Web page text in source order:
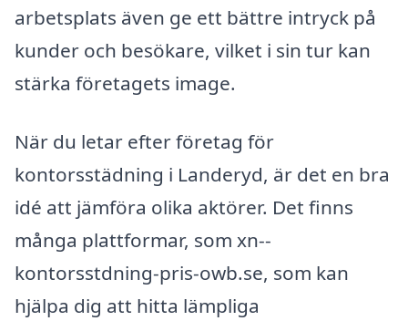
arbetsplats även ge ett bättre intryck på
kunder och besökare, vilket i sin tur kan
stärka företagets image.
När du letar efter företag för
kontorsstädning i Landeryd, är det en bra
idé att jämföra olika aktörer. Det finns
många plattformar, som xn--
kontorsstdning-pris-owb.se, som kan
hjälpa dig att hitta lämpliga